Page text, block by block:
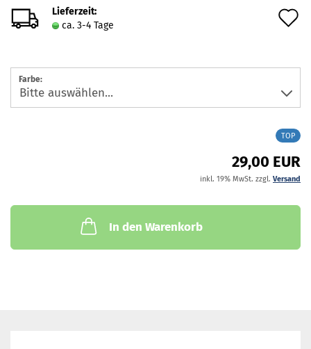
Lieferzeit:
ca. 3-4 Tage
Farbe:
TOP
29,00 EUR
inkl. 19% MwSt. zzgl. Versand
In den Warenkorb